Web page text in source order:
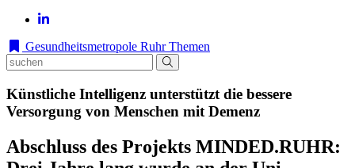
Gesundheitsmetropole Ruhr Themen
Künstliche Intelligenz unterstützt die bessere
Versorgung von Menschen mit Demenz
Abschluss des Projekts MINDED.RUHR: